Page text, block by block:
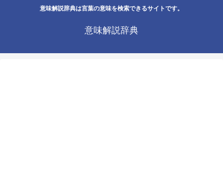
意味解説辞典は言葉の意味を検索できるサイトです。
意味解説辞典